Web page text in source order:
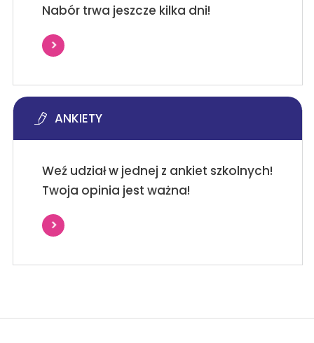
Nabór trwa jeszcze kilka dni!
ANKIETY
Weź udział w jednej z ankiet szkolnych!
Twoja opinia jest ważna!